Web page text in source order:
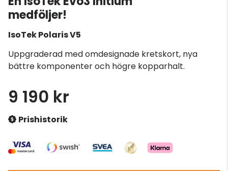
medföljer!
IsoTekPolaris V5
Uppgraderad med omdesignade kretskort, nya
bättre komponenter och högre kopparhalt.
9 190 kr
Prishistorik